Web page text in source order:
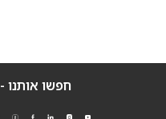
חפשו אותנו -